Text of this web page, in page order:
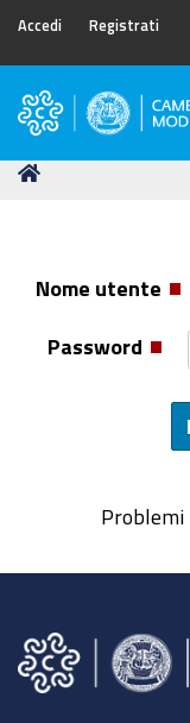
Accedi Registrati
Camera
Commercio
Tu
Nome utente
Password
Problemi